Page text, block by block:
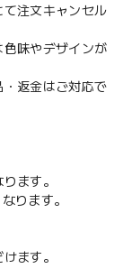
て注文キャンセル
色味やデザインが
・返金はご対応で
ます。
ります。
ます。